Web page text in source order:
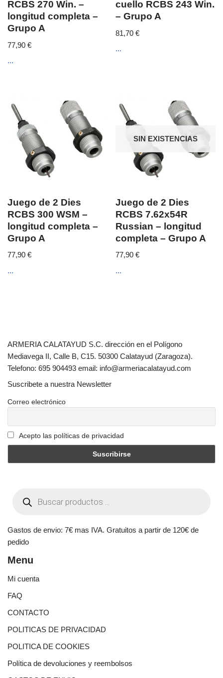
RCBS 270 Win. –
longitud completa –
Grupo A
77,90 €
...
cuello RCBS 243 Win.
– Grupo A
81,70€
...
Juego de 2 Dies
RCBS 300 WSM –
longitud completa –
Grupo A
77,90 €
...
SIN EXISTENCIAS
Juego de 2 Dies
RCBS 7.62x54R
Russian – longitud
completa – Grupo A
77,90€
...
ARMERIA CALATAYUD S.C. dirección en el Polígono
Mediavega II, Calle B, C15. 50300 Calatayud (Zaragoza).
Telefono: 695 904493 email: info@armeriacalatayud.com
Suscribete a nuestra Newsletter
Correo electrónico
Acepto las políticas de privacidad
Gastos de envio: 7€ mas IVA. Gratuitos a partir de 120€ de
pedido
Menu
Mi cuenta
FAQ
CONTACTO
POLITICAS DE PRIVACIDAD
POLITICA DE COOKIES
Política de devoluciones y reembolsos